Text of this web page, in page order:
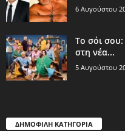
6 Αυγούστου
Το σόι σου:
στη νέα...
5 Αυγούστου
ΔΗΜΟΦΙΛΗ ΚΑΤΗΓΟΡΙΑ